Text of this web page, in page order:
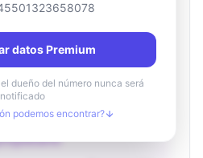
Desconocido
Desconocido
Desconocido
datos Premium
dueño del número nunca será
notificado
podemos encontrar?